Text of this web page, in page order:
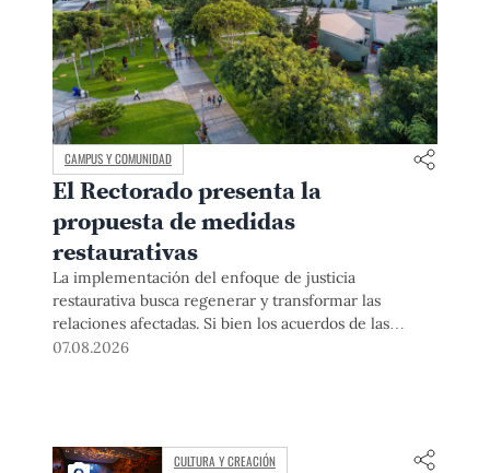
CAMPUS Y COMUNIDAD
El Rectorado presenta la
propuesta de medidas
restaurativas
La implementación del enfoque de justicia
restaurativa busca regenerar y transformar las
relaciones afectadas. Si bien los acuerdos de las
medidas restaurativas podrían ser considerados por
07.08.2026
CULTURA Y CREACIÓN